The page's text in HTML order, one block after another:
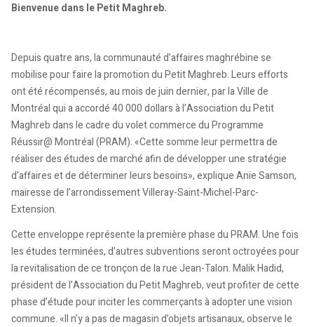
Bienvenue dans le Petit Maghreb.
Depuis quatre ans, la communauté d’affaires maghrébine se
mobilise pour faire la promotion du Petit Maghreb. Leurs efforts
ont été récompensés, au mois de juin dernier, par la Ville de
Montréal qui a accordé 40 000 dollars à l’Association du Petit
Maghreb dans le cadre du volet commerce du Programme
Réussir@ Montréal (PRAM). «Cette somme leur permettra de
réaliser des études de marché afin de développer une stratégie
d’affaires et de déterminer leurs besoins», explique Anie Samson,
mairesse de l’arrondissement Villeray-Saint-Michel-Parc-
Extension.
Cette enveloppe représente la première phase du PRAM. Une fois
les études terminées, d’autres subventions seront octroyées pour
la revitalisation de ce tronçon de la rue Jean-Talon. Malik Hadid,
président de l’Association du Petit Maghreb, veut profiter de cette
phase d’étude pour inciter les commerçants à adopter une vision
commune. «Il n’y a pas de magasin d’objets artisanaux, observe le